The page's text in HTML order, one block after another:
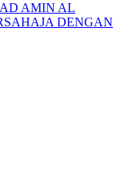
AMIN AL
DENGAN